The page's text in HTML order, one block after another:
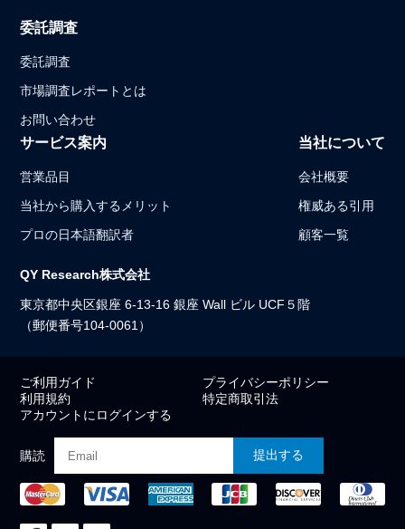
委託調査
委託調査
市場調査レポートとは
お問い合わせ
サービス案内
営業品目
当社から購入するメリット
プロの日本語翻訳者
当社について
会社概要
権威ある引用
顧客一覧
QY Research株式会社
東京都中央区銀座 6-13-16 銀座 Wall ビル UCF５階
（郵便番号104-0061）
ご利用ガイド
プライバシーポリシー
利用規約
特定商取引法
アカウントにログインする
購読 提出する